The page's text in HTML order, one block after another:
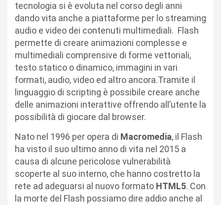
tecnologia si è evoluta nel corso degli anni
dando vita anche a piattaforme per lo streaming
audio e video dei contenuti multimediali. Flash
permette di creare animazioni complesse e
multimediali comprensive di forme vettoriali,
testo statico o dinamico, immagini in vari
formati, audio, video ed altro ancora.Tramite il
linguaggio di scripting è possibile creare anche
delle animazioni interattive offrendo all’utente la
possibilità di giocare dal browser.
Nato nel 1996 per opera di Macromedia, il Flash
ha visto il suo ultimo anno di vita nel 2015 a
causa di alcune pericolose vulnerabilità
scoperte al suo interno, che hanno costretto la
rete ad adeguarsi al nuovo formato HTML5. Con
la morte del Flash possiamo dire addio anche al